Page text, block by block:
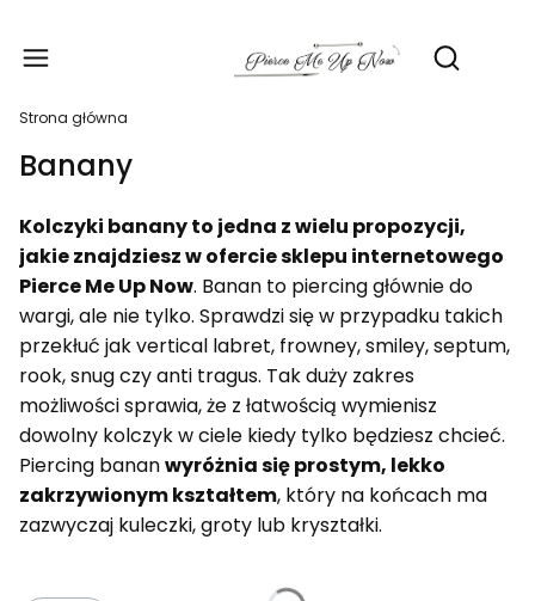
Otwórz
Strona główna
Banany
Kolczyki banany to jedna z wielu propozycji,
jakie znajdziesz w ofercie sklepu internetowego
Pierce Me Up Now. Banan to piercing głównie do
wargi, ale nie tylko. Sprawdzi się w przypadku takich
przekłuć jak vertical labret, frowney, smiley, septum,
rook, snug czy anti tragus. Tak duży zakres
możliwości sprawia, że z łatwością wymienisz
dowolny kolczyk w ciele kiedy tylko będziesz chcieć.
Piercing bananwyróżnia się prostym, lekko
zakrzywionym kształtem, który na końcach ma
zazwyczaj kuleczki, groty lub kryształki.